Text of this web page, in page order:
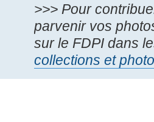
>>> Pour
parvenir vos
sur le FDPI dans
collections et